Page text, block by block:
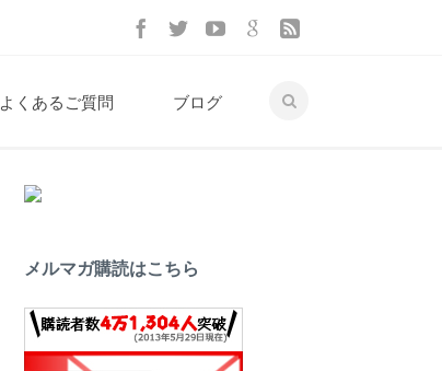
よくあるご質問 ブログ
メルマガ購読はこちら